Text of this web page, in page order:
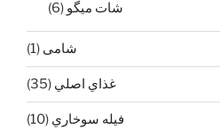
شات ميگو (6)
شامی (1)
غذاي اصلي (35)
فيله سوخاري (10)